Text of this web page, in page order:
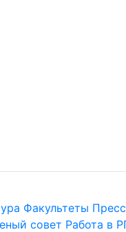
Факультеты
совет Работа в